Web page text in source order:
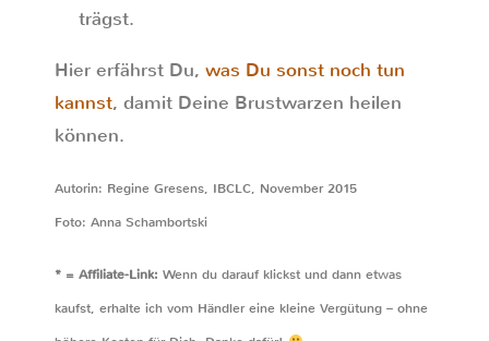
trägst.
Hier erfährst Du, was Du sonst noch tun
kannst, damit Deine Brustwarzen heilen
können.
Autorin: Regine Gresens, IBCLC, November 2015
Foto: Anna Schambortski
* = Affiliate-Link: Wenn du darauf klickst und dann etwas
kaufst, erhalte ich vom Händler eine kleine Vergütung – ohne